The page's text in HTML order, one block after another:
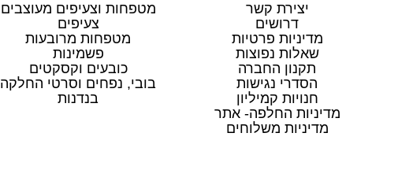
יצירת קשר
דרושים
מדיניות פרטיות
שאלות נפוצות
תקנון החברה
הסדרי נגישות
חנויות קמיליון
מדיניות החלפה- אתר
מדיניות משלוחים
מטפחות וצעיפים מעוצבים
צעיפים
מטפחות מרובעות
פשמינות
כובעים וקסקטים
בובי, נפחים וסרטי החלקה
בנדנות